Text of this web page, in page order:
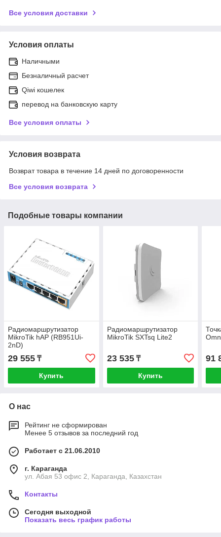
Все условия доставки
Условия оплаты
Наличными
Безналичный расчет
Qiwi кошелек
перевод на банковскую карту
Все условия оплаты
Условия возврата
Возврат товара в течение 14 дней по договоренности
Все условия возврата
Подобные товары компании
Радиомаршрутизатор
MikroTik hAP (RB951Ui-
2nD)
29 555 ₸
Купить
Радиомаршрутизатор
MikroTik SXTsq Lite2
23 535₸
Купить
91
О нас
Рейтинг не сформирован
Менее 5 отзывов за последний год
Работает с 21.06.2010
г. Караганда
ул. Абая 53 офис 2, Караганда, Казахстан
Контакты
Сегодня выходной
Показать весь график работы